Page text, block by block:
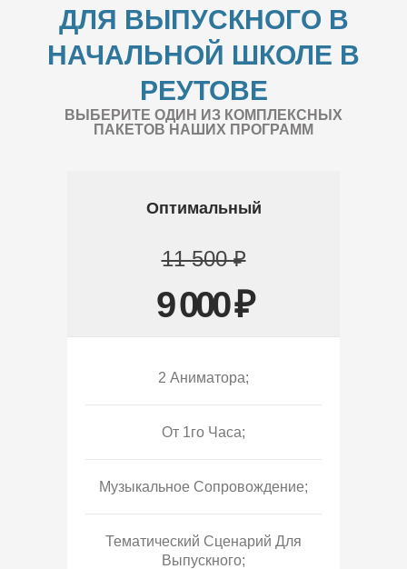
ДЛЯ ВЫПУСКНОГО В
НАЧАЛЬНОЙ ШКОЛЕ В
РЕУТОВЕ
ВЫБЕРИТЕ ОДИН ИЗ КОМПЛЕКСНЫХ
ПАКЕТОВ НАШИХ ПРОГРАММ
Оптимальный
11 500 ₽
9 000 ₽
2 Аниматора;
От 1го Часа;
Музыкальное Сопровождение;
Тематический Сценарий Для
Выпускного;